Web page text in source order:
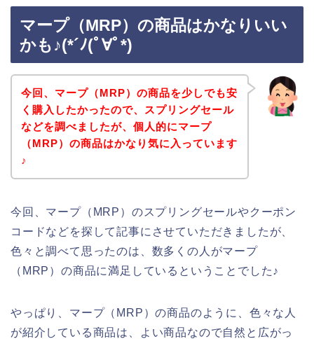
マープ（MRP）の商品はかなりいい
かも♪(*´ﾉ(ﾟ∀ﾟ*)
今回、マープ（MRP）の商品を少しでも安
く購入したかったので、スプリングセール
などを調べましたが、個人的にマープ
（MRP）の商品はかなり気に入っています
♪
今回、マープ（MRP）のスプリングセールやクーポン
コードなどを探して記事にさせていただきましたが、
色々と調べて思ったのは、数多くの人がマープ
（MRP）の商品に満足しているということでした♪
やっぱり、マープ（MRP）の商品のように、色々な人
が紹介している商品は、よい商品なので自然と広がっ